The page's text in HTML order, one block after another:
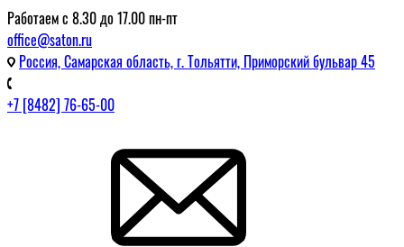
Работаем с 8.30 до 17.00 пн-пт
office@saton.ru
Россия, Самарская область, г. Тольятти, Приморский бульвар 45
+7 [8482] 76-65-00